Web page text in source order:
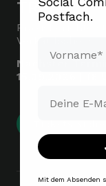
TREFF
Praxisberichte
Verkaufsshow.
Nächster
15.09.2026 | 18
Postfach.
Mit dem Absenden